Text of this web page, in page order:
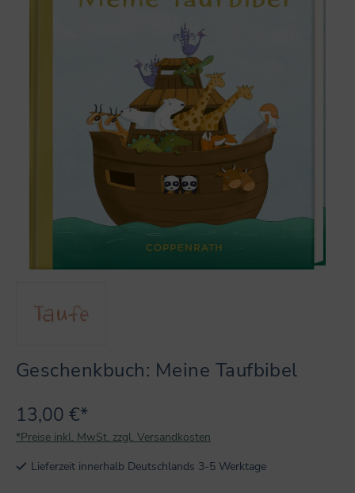
Geschenkbuch: Meine Taufbibel
13,00 €*
*Preise inkl. MwSt. zzgl. Versandkosten
Lieferzeit innerhalb Deutschlands 3-5 Werktage